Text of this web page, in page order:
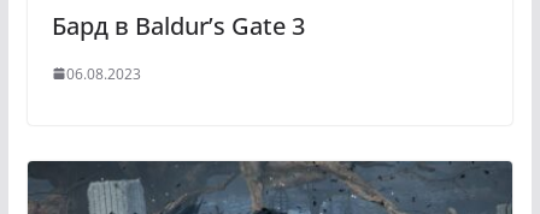
Бард в Baldur’s Gate 3
06.08.2023